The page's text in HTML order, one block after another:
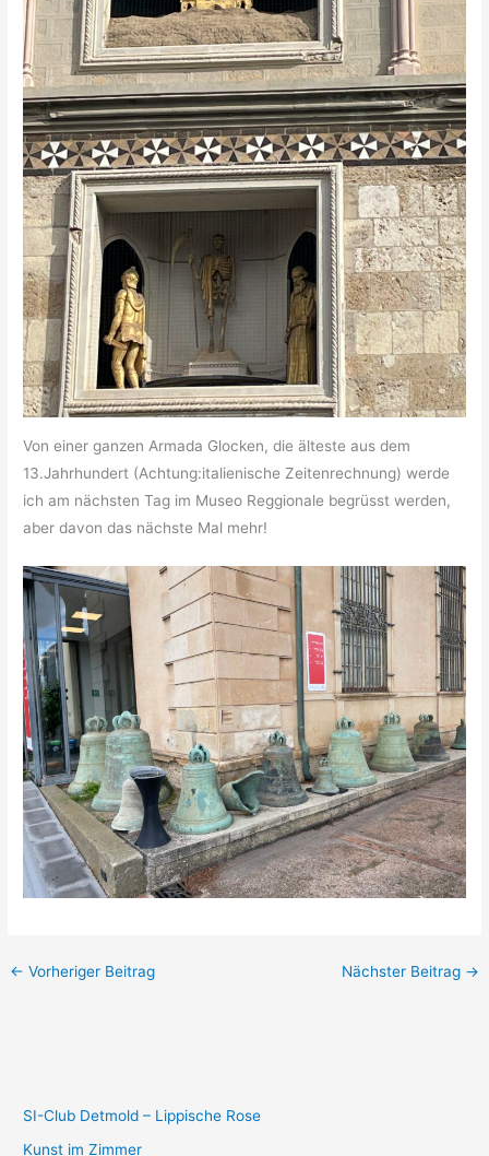
Von einer ganzen Armada Glocken, die älteste aus dem
13.Jahrhundert (Achtung:italienische Zeitenrechnung) werde
ich am nächsten Tag im Museo Reggionale begrüsst werden,
aber davon das nächste Mal mehr!
← Vorheriger Beitrag Nächster Beitrag →
SI-Club Detmold – Lippische Rose
Kunst im Zimmer